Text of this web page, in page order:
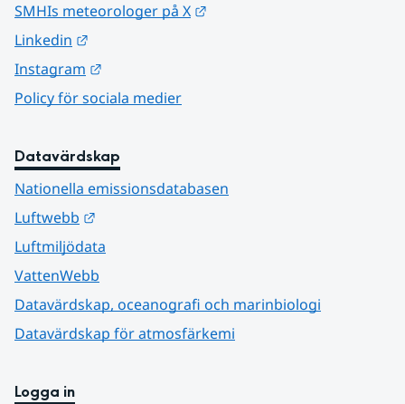
SMHIs meteorologer på X
Linkedin
Instagram
Policy för sociala medier
Datavärdskap
Nationella emissionsdatabasen
Luftwebb
Luftmiljödata
VattenWebb
Datavärdskap, oceanografi och marinbiologi
Datavärdskap för atmosfärkemi
Logga in